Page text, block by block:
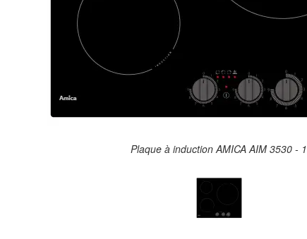
Plaque à induction AMICA AIM 3530 - 1